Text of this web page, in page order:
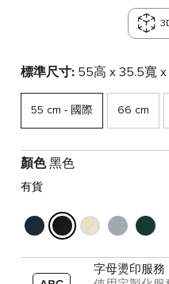
標準尺寸: 55高 x 35.5寬 x
55 cm - 國際 66 cm
顏色 黑色
有貨
字母燙印服務